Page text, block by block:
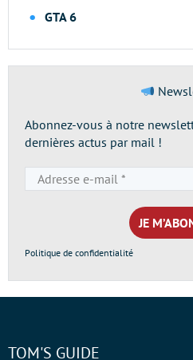
GTA 6
Abonnez-vous à notre
dernières actus par mail !
e-
*
Politique de confidentialité
TOM'S GUIDE